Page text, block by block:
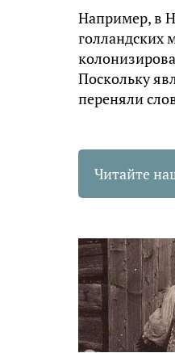
Например, в
голландских
Поскольку
переняли
Читайте